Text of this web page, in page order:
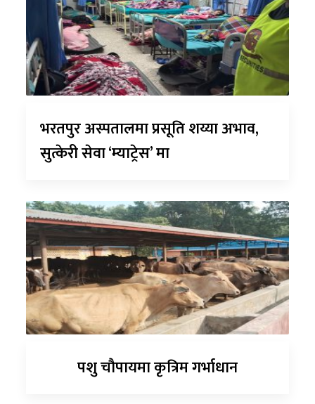
भरतपुर अस्पतालमा प्रसूति शय्या अभाव,
सुत्केरी सेवा ‘म्याट्रेस’ मा
पशु चौपायमा कृत्रिम गर्भाधान